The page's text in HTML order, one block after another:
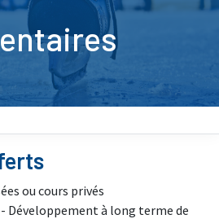
ou cours privés
Développement à long terme de